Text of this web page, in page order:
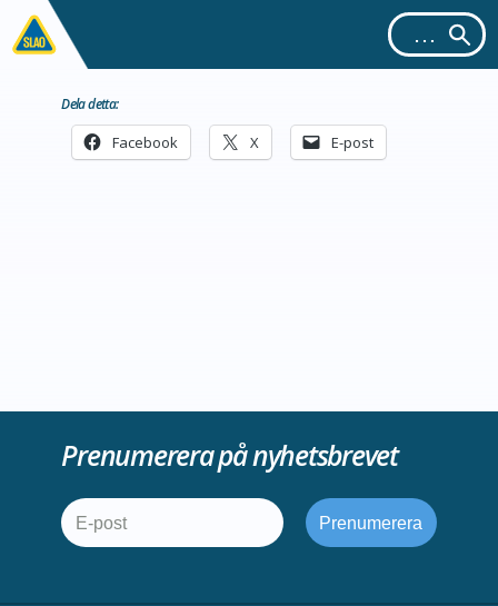
Dela detta:
Facebook X E-post
Prenumerera på nyhetsbrevet